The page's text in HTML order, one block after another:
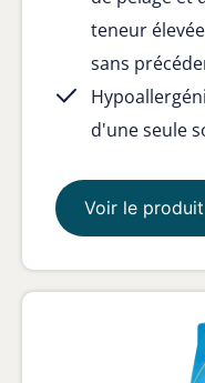
teneur
sans
d'une seule
Voir le produit